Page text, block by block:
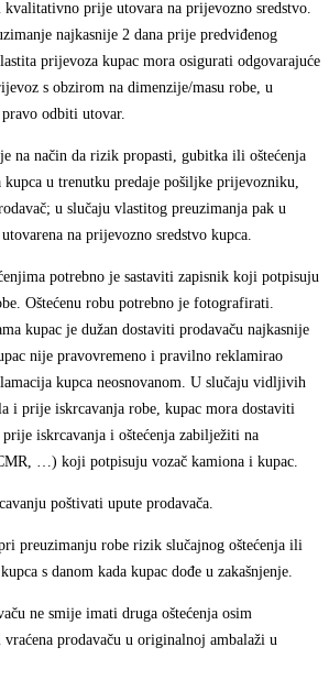
prije utovara na prijevozno sredstvo.
najkasnije 2 dana prije predviđenog
prijevoza kupac mora osigurati odgovarajuće
s obzirom na dimenzije/masu robe, u
odbiti utovar.
na način da rizik propasti, gubitka ili oštećenja
u trenutku predaje pošiljke prijevozniku,
u slučaju vlastitog preuzimanja pak u
na prijevozno sredstvo kupca.
potrebno je sastaviti zapisnik koji potpisuju
Oštećenu robu potrebno je fotografirati.
kupac je dužan dostaviti prodavaču najkasnije
nije pravovremeno i pravilno reklamirao
kupca neosnovanom. U slučaju vidljivih
i prije iskrcavanja robe, kupac mora dostaviti
iskrcavanja i oštećenja zabilježiti na
…) koji potpisuju vozač kamiona i kupac.
poštivati upute prodavača.
preuzimanju robe rizik slučajnog oštećenja ili
s danom kada kupac dođe u zakašnjenje.
ne smije imati druga oštećenja osim
prodavaču u originalnoj ambalaži u